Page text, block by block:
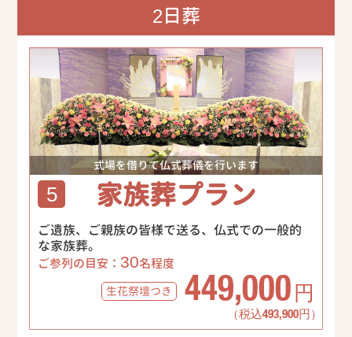
2日葬
式場を借りて仏式葬儀を行います
5 家族葬プラン
ご遺族、ご親族の皆様で送る、仏式での一般的
な家族葬。
ご参列の目安： 30名程度
生花祭壇つき 449,000 円
（税込493,900円）